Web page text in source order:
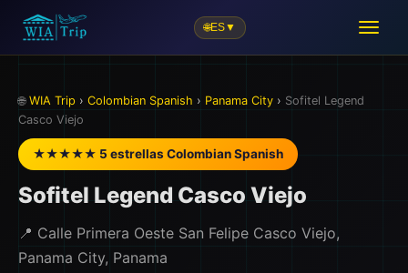
🌐ES▼
🌐 WIA Trip › Colombian Spanish › Panama City › Sofitel Legend
Casco Viejo
★★★★★ 5 estrellas Colombian Spanish
Sofitel Legend Casco Viejo
📍 Calle Primera Oeste San Felipe Casco Viejo,
Panama City, Panama